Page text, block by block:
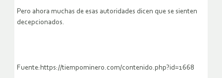
Pero ahora muchas de esas autoridades dicen que se sienten
decepcionados.
Fuente:https://tiempominero.com/contenido.php?id=1668